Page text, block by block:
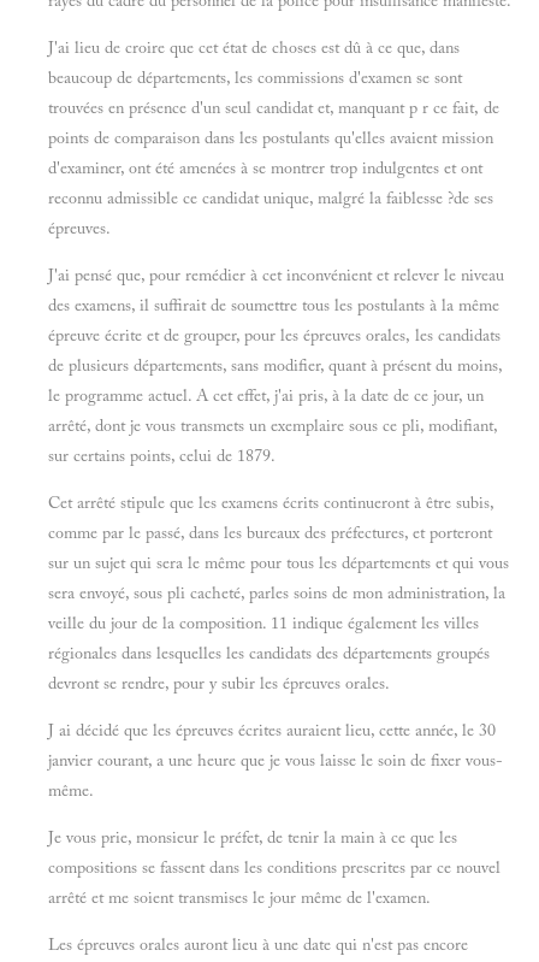
J'ai lieu de croire que cet état de choses est dû à ce que, dans
beaucoup de départements, les commissions d'examen se sont
trouvées en présence d'un seul candidat et, manquant p r ce fait, de
points de comparaison dans les postulants qu'elles avaient mission
d'examiner, ont été amenées à se montrer trop indulgentes et ont
reconnu admissible ce candidat unique, malgré la faiblesse ?de ses
épreuves.
J'ai pensé que, pour remédier à cet inconvénient et relever le niveau
des examens, il suffirait de soumettre tous les postulants à la même
épreuve écrite et de grouper, pour les épreuves orales, les candidats
de plusieurs départements, sans modifier, quant à présent du moins,
le programme actuel. A cet effet, j'ai pris, à la date de ce jour, un
arrêté, dont je vous transmets un exemplaire sous ce pli, modifiant,
sur certains points, celui de 1879.
Cet arrêté stipule que les examens écrits continueront à être subis,
comme par le passé, dans les bureaux des préfectures, et porteront
sur un sujet qui sera le même pour tous les départements et qui vous
sera envoyé, sous pli cacheté, parles soins de mon administration, la
veille du jour de la composition. 11 indique également les villes
régionales dans lesquelles les candidats des départements groupés
devront se rendre, pour y subir les épreuves orales.
J ai décidé que les épreuves écrites auraient lieu, cette année, le 30
janvier courant, a une heure que je vous laisse le soin de fixer vous-
même.
Je vous prie, monsieur le préfet, de tenir la main à ce que les
compositions se fassent dans les conditions prescrites par ce nouvel
arrêté et me soient transmises le jour même de l'examen.
Les épreuves orales auront lieu à une date qui n'est pas encore